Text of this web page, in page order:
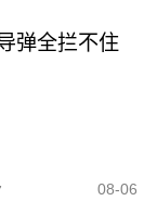
弹全拦不住
08-06